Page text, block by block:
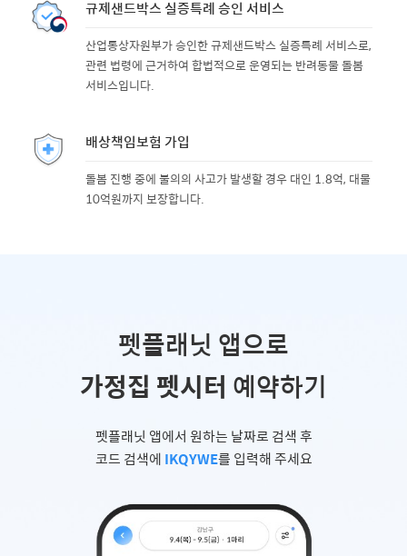
규제샌드박스 실증특례 승인 서비스
산업통상자원부가 승인한 규제샌드박스 실증특례 서비스로,
관련 법령에 근거하여 합법적으로 운영되는 반려동물 돌봄
서비스입니다.
배상책임보험 가입
돌봄 진행 중에 불의의 사고가 발생할 경우 대인 1.8억, 대물
10억원까지 보장합니다.
펫플래닛 앱으로
가정집 펫시터 예약하기
펫플래닛 앱에서 원하는 날짜로 검색 후
코드 검색에 IKQYWE를 입력해 주세요